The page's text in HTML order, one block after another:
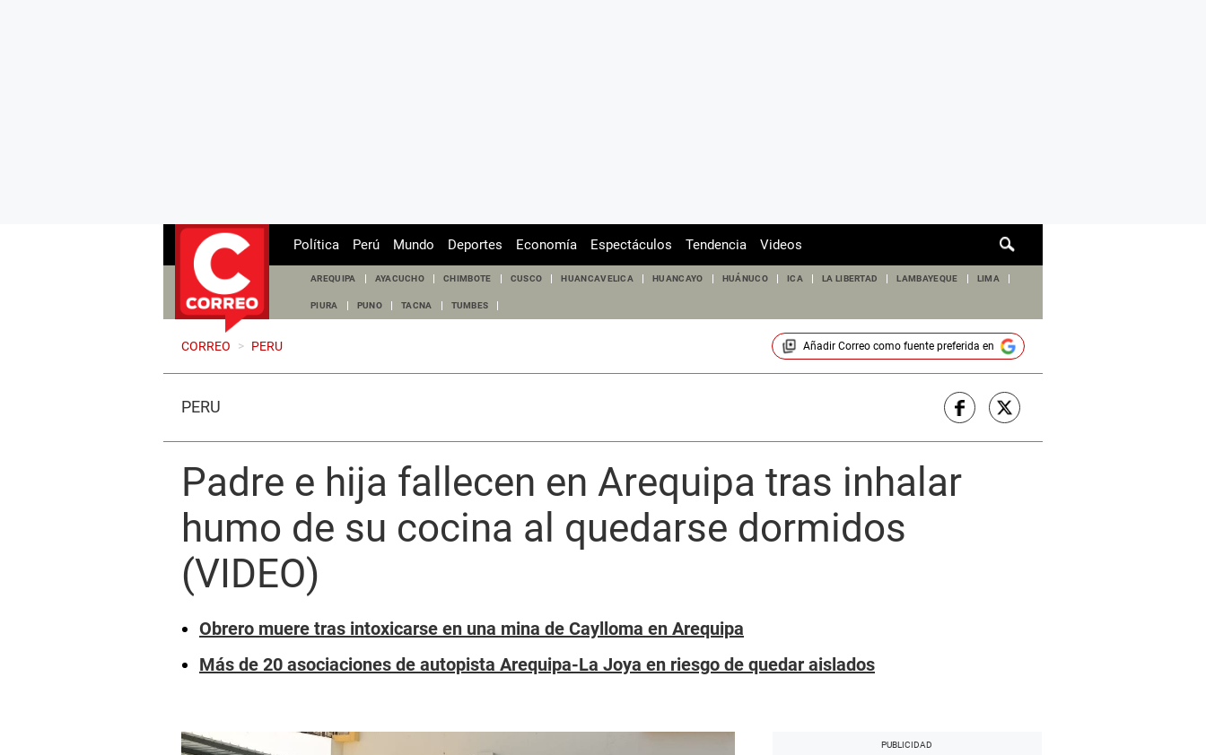
de
Política Perú Mundo Deportes Economía Espectáculos Tendencia Videos
AREQUIPA AYACUCHO CHIMBOTE CUSCO HUANCAVELICA HUANCAYO HUÁNUCO ICA LA LIBERTAD LAMBAYEQUE LIMA
PIURA PUNO TACNA TUMBES
CORREO > PERU Añadir Correocomo fuente preferida en
PERÚ
Padre e hija fallecen en Arequipa tras inhalar
humo de su cocina al quedarse dormidos
(VIDEO)
Obrero muere tras intoxicarse en una mina de Caylloma en Arequipa
Más de 20 asociaciones de autopista Arequipa-La Joya en riesgo de quedar aislados